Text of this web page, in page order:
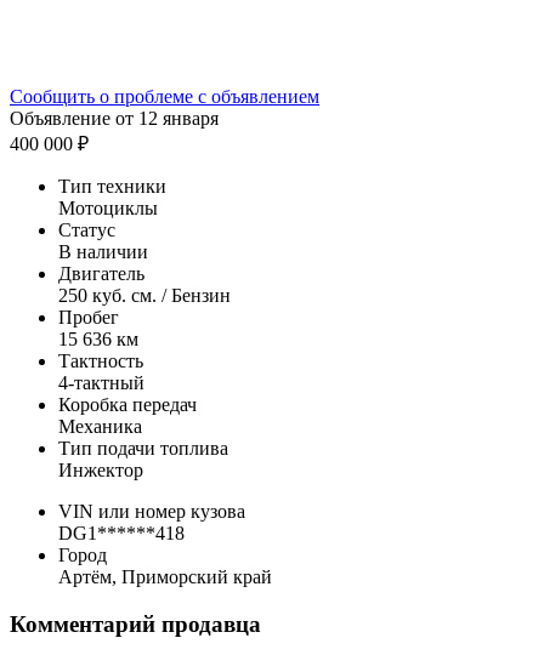
Сообщить о проблеме с объявлением
Объявление от 12 января
400 000 ₽
Тип техники
Мотоциклы
Статус
В наличии
Двигатель
250 куб. см. / Бензин
Пробег
15 636 км
Тактность
4-тактный
Коробка передач
Механика
Тип подачи топлива
Инжектор
VIN или номер кузова
DG1******418
Город
Артём, Приморский край
Комментарий продавца